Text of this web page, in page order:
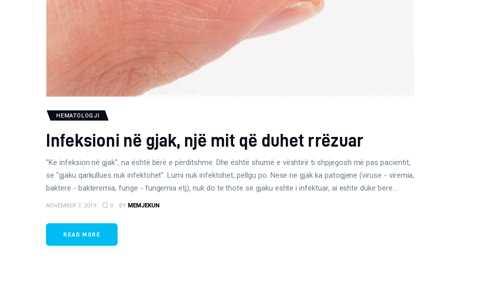
HEMATOLOGJI
Infeksioni në gjak, një mit që duhet rrëzuar
"Ke infeksion në gjak", na është bërë e përditshme. Dhe është shumë e vështirë ti shpjegosh më pas pacientit,
se "gjaku qarkullues nuk infektohet". Lumi nuk infektohet, pellgu po. Nese ne gjak ka patogjene (viruse - viremia,
baktere - bakteremia, funge - fungemia etj), nuk do te thote se gjaku eshte i infektuar, ai eshte duke bere…
NOVEMBER 7, 2019 0 BY MEMJEKUN
READ MORE